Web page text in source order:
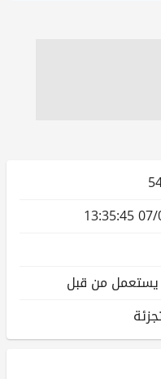
07/
يستعمل من قبل